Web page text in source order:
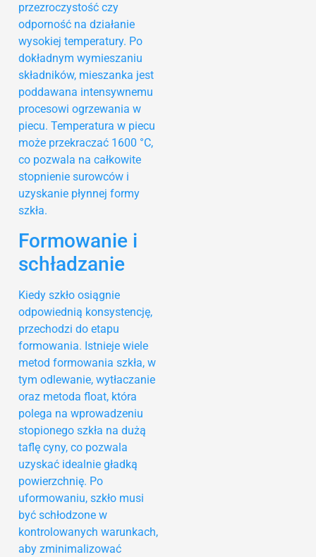
przezroczystość czy
odporność na działanie
wysokiej temperatury. Po
dokładnym wymieszaniu
składników, mieszanka jest
poddawana intensywnemu
procesowi ogrzewania w
piecu. Temperatura w piecu
może przekraczać 1600 °C,
co pozwala na całkowite
stopnienie surowców i
uzyskanie płynnej formy
szkła.
Formowanie i
schładzanie
Kiedy szkło osiągnie
odpowiednią konsystencję,
przechodzi do etapu
formowania. Istnieje wiele
metod formowania szkła, w
tym odlewanie, wytłaczanie
oraz metoda float, która
polega na wprowadzeniu
stopionego szkła na dużą
taflę cyny, co pozwala
uzyskać idealnie gładką
powierzchnię. Po
uformowaniu, szkło musi
być schłodzone w
kontrolowanych warunkach,
aby zminimalizować